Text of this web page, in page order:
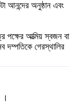
আনন্দের অনুষ্ঠান এবং
পক্ষের আত্মিয় স্বজন বা
দম্পতিকে গেরস্থালির
।